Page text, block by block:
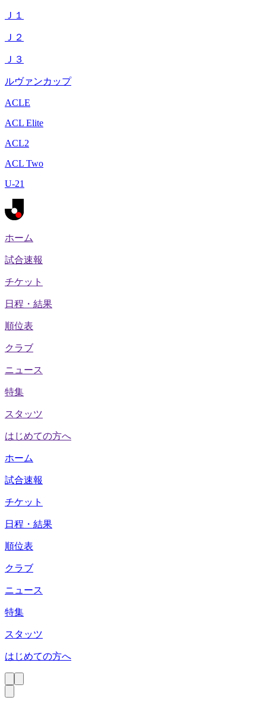
Ｊ１
Ｊ２
Ｊ３
ルヴァンカップ
ACLE
ACL Elite
ACL2
ACL Two
U-21
ホーム
試合速報
チケット
日程・結果
順位表
クラブ
ニュース
特集
スタッツ
はじめての方へ
ホーム
試合速報
チケット
日程・結果
順位表
クラブ
ニュース
特集
スタッツ
はじめての方へ